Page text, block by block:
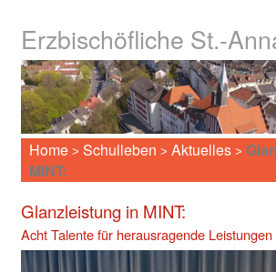
Erzbischöfliche St.-
Home > Schulleben > Aktuelles >
MINT:
Glanzleistung in MINT:
Acht Talente für herausragende